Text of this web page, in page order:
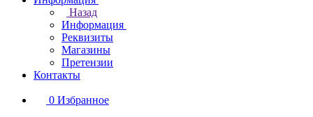
Назад
Информация
Реквизиты
Магазины
Претензии
Контакты
0 Избранное